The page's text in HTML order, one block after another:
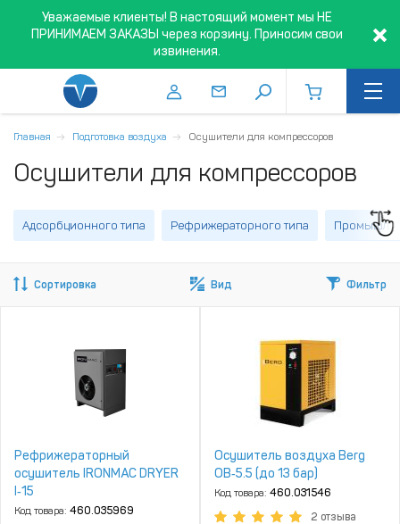
Уважаемые клиенты! В настоящий момент мы НЕ
ПРИНИМАЕМ ЗАКАЗЫ через корзину. Приносим свои
извинения.
Главная Подготовка воздуха Осушители для компрессоров
Осушители для компрессоров
Адсорбционного типа Рефрижераторного типа
Сортировка Вид Фильтр
Рефрижераторный
осушитель IRONMAC DRYER
I‑15
Код товара: 460.035969
Осушитель воздуха Berg
ОВ‑5.5 (до 13 бар)
Код товара: 460.031546
2 отзыва